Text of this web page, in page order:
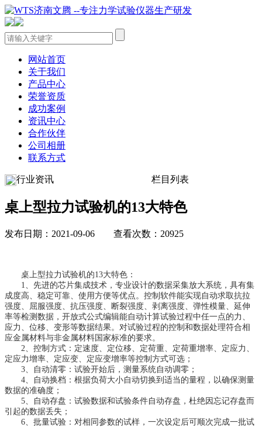
网站首页
关于我们
产品中心
荣誉资质
成功案例
资讯中心
合作伙伴
公司相册
联系方式
行业资讯 栏目列表
桌上型拉力试验机的13大特色
发布日期：2021-09-06 查看次数：20925
桌上型拉力试验机的13大特色：
1、先进的芯片集成技术，专业设计的数据采集放大系统，具有集
成度高、稳定可靠、使用方便等优点。控制软件能实现自动求取抗拉
强度、屈服强度、抗压强度、断裂强度、剥离强度、弹性模量、延伸
率等检测数据，开放式公式编辑能自动计算试验过程中任一点的力、
应力、位移、变形等数据结果。对试验过程的控制和数据处理符合相
应金属材料与非金属材料国家标准的要求。
2、控制方式：定速度、定位移、定荷重、定荷重增率、定应力、
定应力增率、定应变、定应变增率等控制方式可选；
3、自动清零：试验开始后，测量系统自动调零；
4、自动换档：根据负荷大小自动切换到适当的量程，以确保测量
数据的准确度；
5、自动存盘：试验数据和试验条件自动存盘，杜绝因忘记存盘而
引起的数据丢失；
6、批量试验：对相同参数的试样，一次设定后可顺次完成一批试